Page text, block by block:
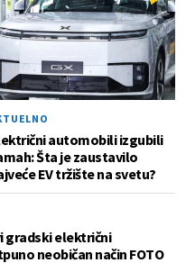
automobili izgubili
Šta je zaustavilo
EV tržište na svetu?
gradski električni
neobičan način FOTO